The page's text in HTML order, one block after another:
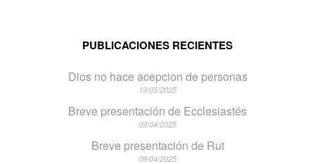
PUBLICACIONES RECIENTES
Dios no hace acepcion de personas
19/05/2025
Breve presentación de Ecclesiastés
09/04/2025
Breve presentación de Rut
09/04/2025